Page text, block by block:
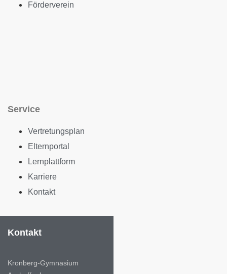
Förderverein
Service
Vertretungsplan
Elternportal
Lernplattform
Karriere
Kontakt
Kontakt
Kronberg-Gymnasium